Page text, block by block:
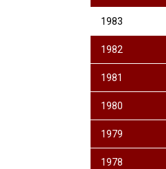
1983
1982
1981
1980
1979
1978